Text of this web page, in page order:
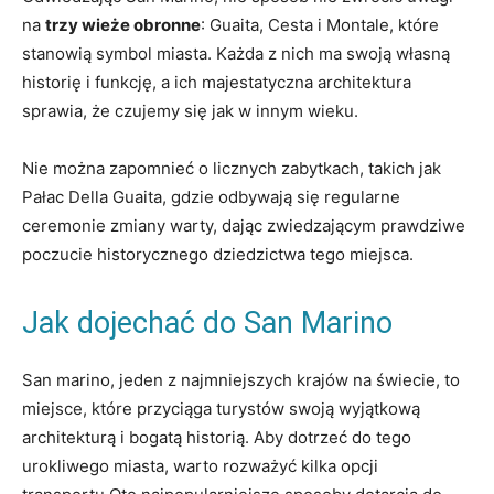
na trzy wieże obronne: Guaita, Cesta i ‍Montale, które‍
stanowią symbol miasta. Każda z nich ma‍ swoją własną
historię i funkcję, a ⁣ich majestatyczna architektura
sprawia, że czujemy się jak w innym wieku.
Nie można zapomnieć o licznych zabytkach, takich⁣ jak
Pałac Della Guaita, gdzie odbywają się regularne
ceremonie zmiany warty, dając zwiedzającym prawdziwe
poczucie historycznego dziedzictwa tego miejsca.
Jak dojechać do San Marino
San ⁣marino, jeden z najmniejszych krajów na⁣ świecie, ​to
miejsce, które przyciąga turystów swoją wyjątkową
architekturą i bogatą historią. Aby dotrzeć do tego
urokliwego miasta, ‌warto rozważyć kilka opcji⁣